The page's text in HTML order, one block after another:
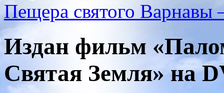
Пещера святого Варнавы
Издан фильм
Святая Земля» на